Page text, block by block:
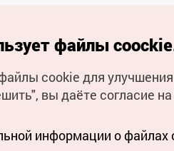
Кореи Все права
связанных с работой
файлы
cookie для
вы даёте согласие
информации о файлах